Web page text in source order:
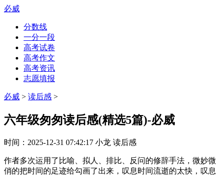
必威
分数线
一分一段
高考试卷
高考作文
高考资讯
志愿填报
必威 > 读后感 >
六年级匆匆读后感(精选5篇)-必威
时间： 2025-12-31 07:42:17 小龙 读后感
作者多次运用了比喻、拟人、排比、反问的修辞手法，微妙微
俏的把时间的足迹给勾画了出来，叹息时间流逝的太快，叹息